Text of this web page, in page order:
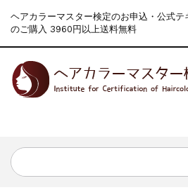
ヘアカラーマスター検定のお申込・公式テ
のご購入 3960円以上送料無料